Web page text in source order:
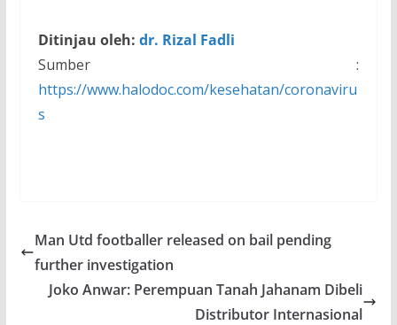
Ditinjau oleh: dr. Rizal Fadli
Sumber :
https://www.halodoc.com/kesehatan/coronaviru
s
Man Utd footballer released on bail pending
further investigation
Joko Anwar: Perempuan Tanah Jahanam Dibeli
Distributor Internasional